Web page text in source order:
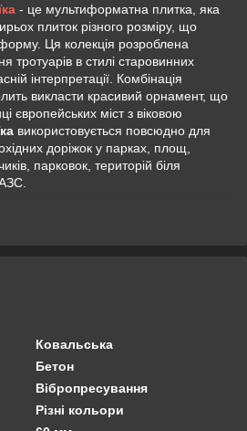
- це мультиформатна плитка, яка
плиток різного розміру, що
Ця колекція розроблена
тротуарів в стилі старовинних
інтерпретації. Комбінація
викласти красивий орнамент, що
європейських міст з віковою
використовується повсюдно для
доріжок у парках, площ,
парковок, територій біля
Ковальська
Бетон
Вібропресування
Різні кольори